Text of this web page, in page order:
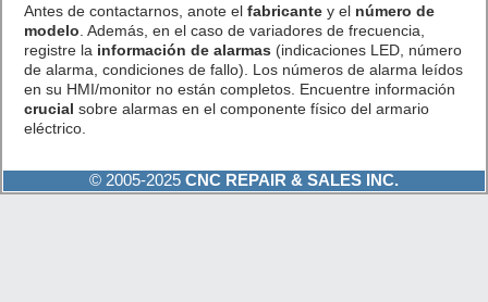
Antes de contactarnos, anote el fabricantey el número de
modelo . Además, en el caso de variadores de frecuencia,
registre la información de alarmas (indicaciones LED, número
de alarma, condiciones de fallo). Los números de alarma leídos
en su HMI/monitor no están completos. Encuentre información
crucial sobre alarmas en el componente físico del armario
eléctrico.
© 2005-2025 CNC REPAIR & SALES INC.